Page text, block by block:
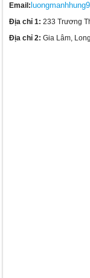
Email:
Địa chỉ 1: 233 Trương
Địa chỉ 2: Gia Lâm,